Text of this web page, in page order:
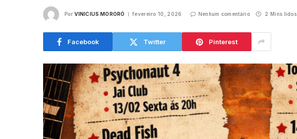
Por VINICIUS MORORÓ fevereiro 10, 2026 Nenhum comentário 2 Mins lidos
Facebook Twitter Pinterest